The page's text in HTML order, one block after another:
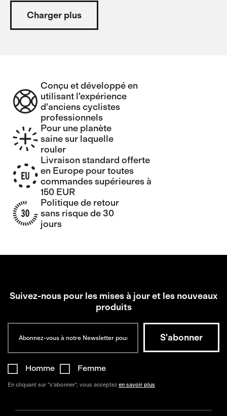
Charger plus
Conçu et développé en
utilisant l'expérience
d'anciens cyclistes
professionnels
Pour une planète
saine sur laquelle
rouler
Livraison standard offerte
en Europe pour toutes
commandes supérieures à
150 EUR
Politique de retour
sans risque de 30
jours
Suivez-nous pour les mises à jour et les nouveaux
produits
Homme Femme
En cliquant sur "s'abonner", vous acceptez en savoir plus